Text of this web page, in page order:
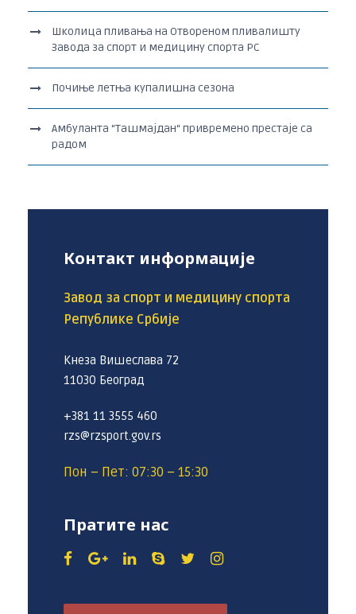
Школица пливања на Отвореном пливалишту
Завода за спорт и медицину спорта РС
Почиње летња купалишна сезона
Амбуланта “Ташмајдан“ привремено престаје са
радом
Контакт информације
Завод за спорт и медицину спорта
Републике Србије
Кнеза Вишеслава 72
11030 Београд
+381 11 3555 460
rzs@rzsport.gov.rs
Пон – Пет: 07:30 – 15:30
Пратите нас